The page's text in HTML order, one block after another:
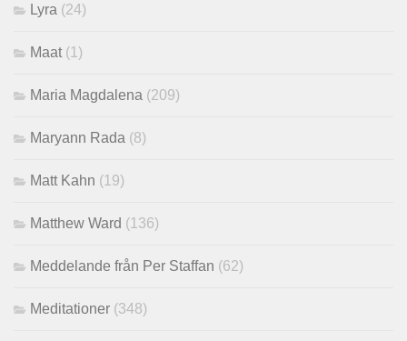
Lyra (24)
Maat (1)
Maria Magdalena (209)
Maryann Rada (8)
Matt Kahn (19)
Matthew Ward (136)
Meddelande från Per Staffan (62)
Meditationer (348)